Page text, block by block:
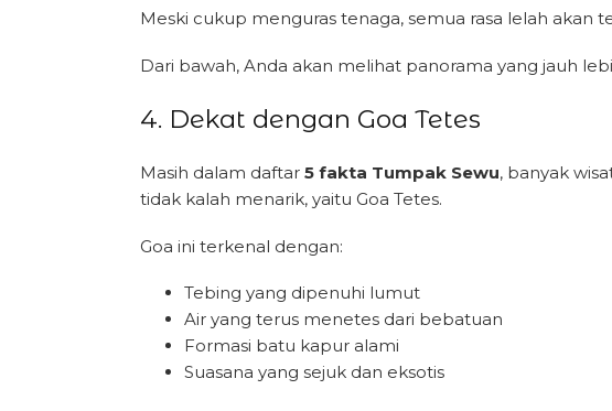
Meski cukup menguras tenaga, semua rasa lelah akan
Dari bawah, Anda akan melihat panorama yang jauh
4. Dekat dengan Goa Tetes
Masih dalam daftar 5 fakta Tumpak Sewu, banyak
tidak kalah menarik, yaitu Goa Tetes.
Goa ini terkenal dengan:
Tebing yang dipenuhi lumut
Air yang terus menetes dari bebatuan
Formasi batu kapur alami
Suasana yang sejuk dan eksotis